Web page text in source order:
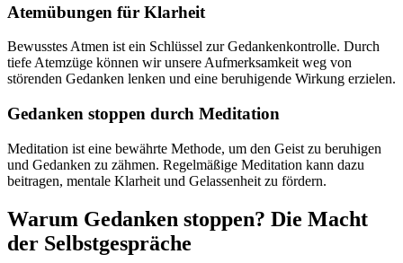
Atemübungen für Klarheit
Bewusstes Atmen ist ein Schlüssel zur Gedankenkontrolle. Durch
tiefe Atemzüge können wir unsere Aufmerksamkeit weg von
störenden Gedanken lenken und eine beruhigende Wirkung erzielen.
Gedanken stoppen durch Meditation
Meditation ist eine bewährte Methode, um den Geist zu beruhigen
und Gedanken zu zähmen. Regelmäßige Meditation kann dazu
beitragen, mentale Klarheit und Gelassenheit zu fördern.
Warum Gedanken stoppen? Die Macht
der Selbstgespräche